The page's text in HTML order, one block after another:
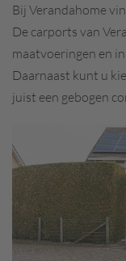
Bij Verandahome
De carports van
maatvoeringen en
Daarnaast kunt u
juist een gebogen